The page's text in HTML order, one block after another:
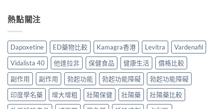
實
比
與
選
購
指
南〉
說
安
全
服
用
南〉
中
實
正
貨
購
買
南〉
中
價：
用
家
實
用
心
得
勁
幾
食
最
有
效？
2026
香
港
用
熱點關注
Dapoxetine ED藥物比較 Kamagra香港 Levitra
Vardenafil
Vidalista 40
他達拉非 保健食品 健康生活
價格比較
副作用
副作用 勃起功能 勃起功能障礙
勃起功能障礙
印度學名藥
增大增粗 壯陽保健 壯陽藥
壯陽藥比較